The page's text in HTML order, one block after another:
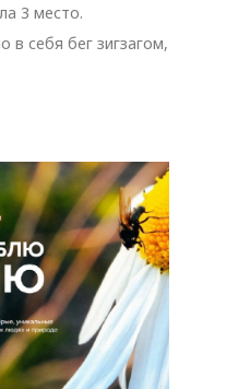
3 место.
в себя бег зигзагом,